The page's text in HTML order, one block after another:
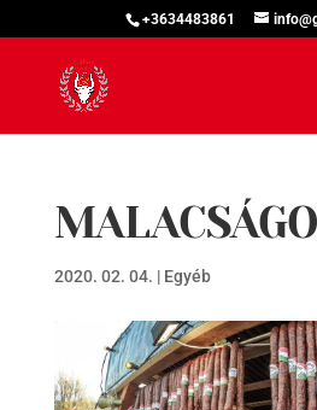
+3634483861
2020. 02. 04. | Egyéb